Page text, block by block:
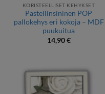
KORISTEELLISET KEHYKSET
Pastellinsininen POP
pallokehys eri kokoja – MDF
puukuitua
14,90€